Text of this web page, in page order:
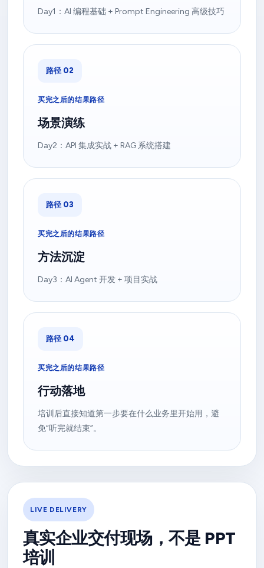
Day1：AI 编程基础 + Prompt Engineering 高级技巧
路径 02
买完之后的结果路径
场景演练
Day2：API 集成实战 + RAG 系统搭建
路径 03
买完之后的结果路径
方法沉淀
Day3：AI Agent 开发 + 项目实战
路径 04
买完之后的结果路径
行动落地
培训后直接知道第一步要在什么业务里开始用，避
免“听完就结束”。
LIVE DELIVERY
真实企业交付现场，不是 PPT
培训